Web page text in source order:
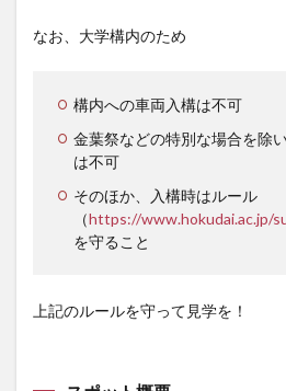
なお、大学構内のため
構内への車両入構は不可
金葉祭などの特別な場合を除
は不可
そのほか、入構時はルール
（https://www.hokudai.ac.jp/
を守ること
上記のルールを守って見学を！